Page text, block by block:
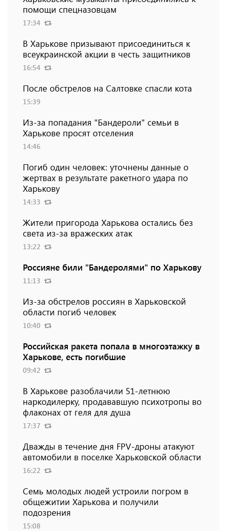
помощи спецназовцам
17:34
В Харькове призывают присоединиться к
всеукраинской акции в честь защитников
16:54
После обстрелов на Салтовке спасли кота
15:39
Из-за попадания "Бандероли" семьи в
Харькове просят отселения
14:46
Погиб один человек: уточнены данные о
жертвах в результате ракетного удара по
Харькову
14:33
Жители пригорода Харькова остались без
света из-за вражеских атак
13:22
Россияне били "Бандеролями" по Харькову
11:13
Из-за обстрелов россиян в Харьковской
области погиб человек
10:40
Российская ракета попала в многоэтажку в
Харькове, есть погибшие
09:42
В Харькове разоблачили 51-летнюю
наркодилерку, продававшую психотропы во
флаконах от геля для душа
17:37
Дважды в течение дня FPV-дроны атакуют
автомобили в поселке Харьковской области
16:22
Семь молодых людей устроили погром в
общежитии Харькова и получили
подозрения
15:08